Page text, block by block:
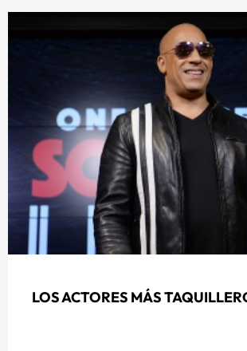
LOS ACTORES MÁS